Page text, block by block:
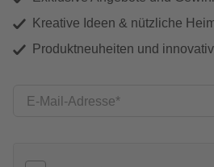
Kreative Ideen & nützliche
Produktneuheiten und
E-Mail-Adresse